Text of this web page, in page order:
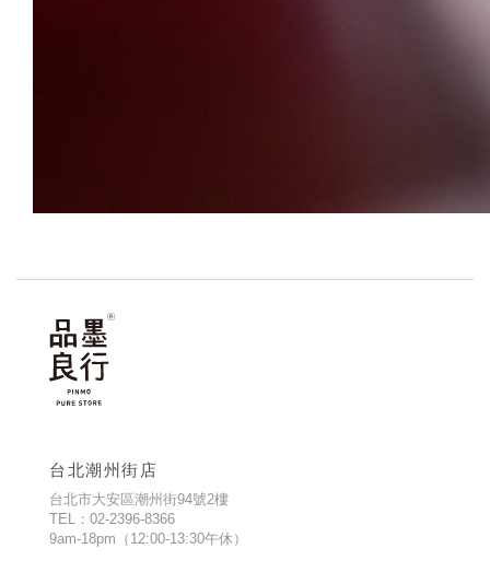
台北潮州街店
台北市大安區潮州街94號2樓
TEL：02-2396-8366
9am-18pm（12:00-13:30午休）